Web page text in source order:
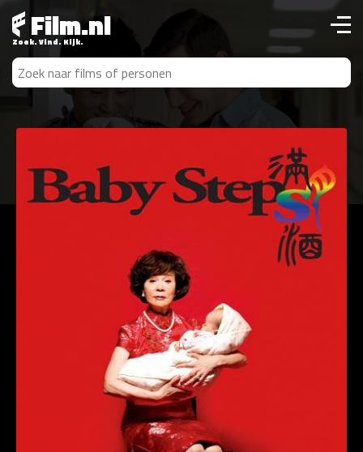
Film.nl
Zoek. Vind. Kijk.